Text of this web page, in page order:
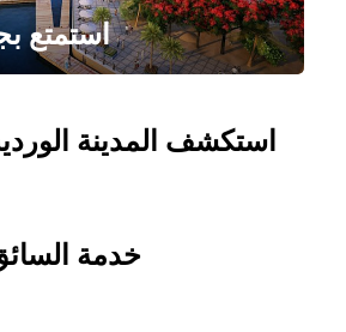
استمتع
استكشف المدينة
خدمة